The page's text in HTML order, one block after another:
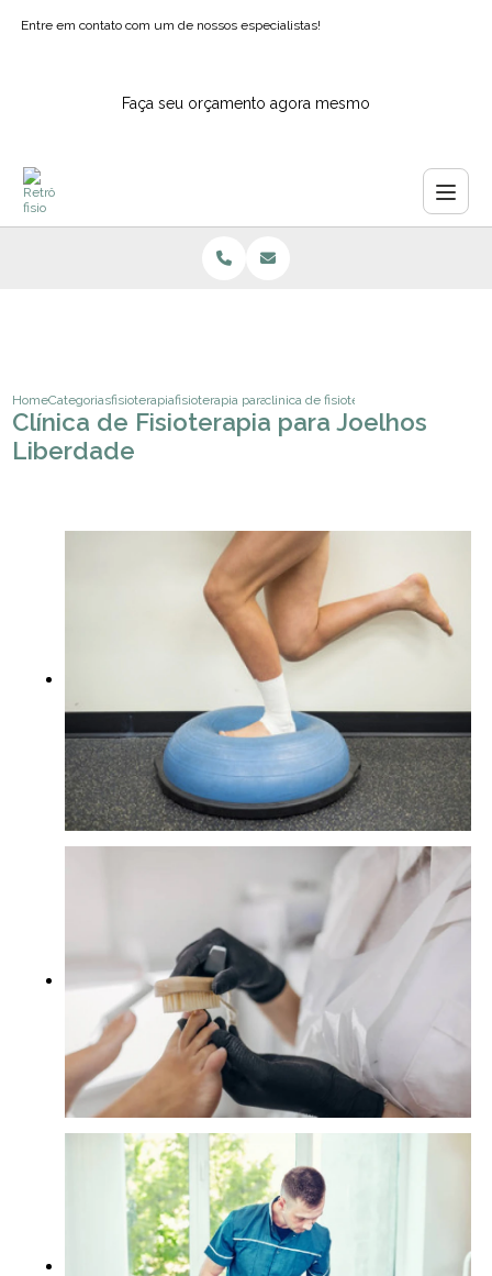
Entre em contato com um de nossos especialistas!
Faça seu orçamento agora mesmo
HomeCategoriasfisioterapiafisioterapia para ombrosclinica de fisioterapia para joelhos
Clínica de Fisioterapia para Joelhos
Liberdade